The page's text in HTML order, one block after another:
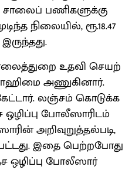
3 சாலைப் பணி​களுக்கு
நிலை​யில், ரூ.18.47
உதவி செயற்​
அணுகி​னார்.
லஞ்​சம் கொடுக்க
ஒழிப்பு போலீ​ஸாரிடம்
அறி​வுறுத்​தல்​படி,
இதை பெற்றபோது
போலீஸார்